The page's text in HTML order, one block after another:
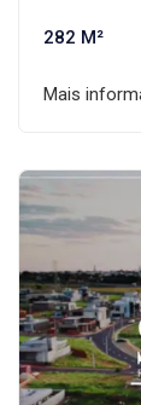
282 M²
Mais